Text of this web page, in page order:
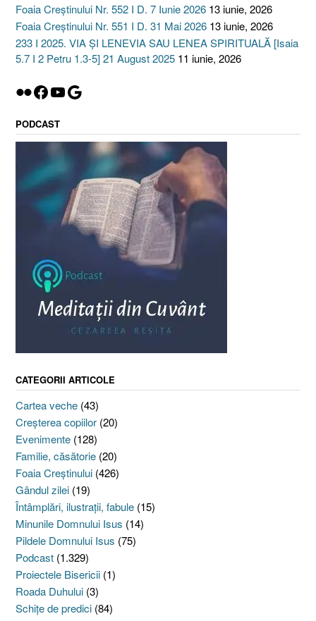
Foaia Creștinului Nr. 552 I D. 7 Iunie 2026 13 iunie, 2026
Foaia Creștinului Nr. 551 I D. 31 Mai 2026 13 iunie, 2026
233 I 2025. VIA ȘI LENEVIA SAU LENEA SPIRITUALĂ [Isaia
5.7 I 2 Petru 1.3-5] 21 August 2025 11 iunie, 2026
Flickr
Facebook
YouTube
Google
PODCAST
CATEGORII ARTICOLE
Cartea veche (43)
Creşterea copiilor (20)
Evenimente (128)
Familie, căsătorie (20)
Foaia Creştinului (426)
Gândul zilei (19)
Întâmplări, ilustraţii, fabule (15)
Minunile Domnului Isus (14)
Pildele Domnului Isus (75)
Podcast (1.329)
Proiectele Bisericii (1)
Roada Duhului (3)
Schiţe de predici (84)